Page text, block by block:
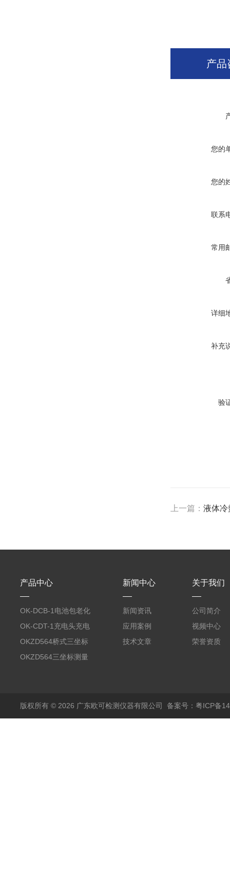
产品
您的
您的
联系
常用
详细
补充
验
上一篇：液体冷
产品中心
OK-DCB-1电池包老化
测试系统
OK-CDT-1充电头充电
宝测试系统
OKZD564桥式三坐标
测量仪
OKZD564三坐标测量
新闻中心
新闻资讯
应用案例
技术文章
关于我们
公司简介
视频中心
荣誉资质
版权所有 © 2026 广东欧可检测仪器有限公司 备案号：粤ICP备